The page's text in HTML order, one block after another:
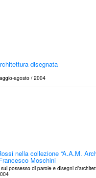
disegnata
agosto / 2004
nella collezione “A.A.M.
Moschini
possesso di parole e disegni